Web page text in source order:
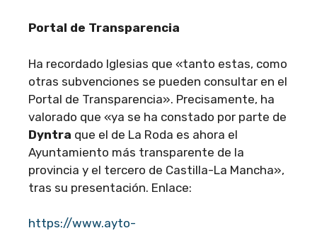
Portal de Transparencia
Ha recordado Iglesias que «tanto estas, como
otras subvenciones se pueden consultar en el
Portal de Transparencia». Precisamente, ha
valorado que «ya se ha constado por parte de
Dyntra que el de La Roda es ahora el
Ayuntamiento más transparente de la
provincia y el tercero de Castilla-La Mancha»,
tras su presentación. Enlace:
https://www.ayto-